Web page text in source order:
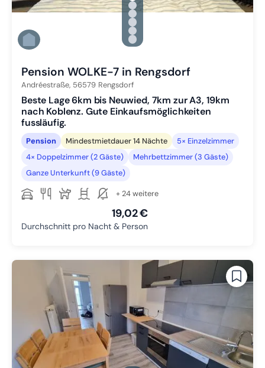
Zu Slide 1 wechseln
Zu Slide 2 wechseln
Zu Slide 3 wechseln
Zu Slide 4 wechseln
Zu Slide 5 wechseln
Zu Slide 6 wechseln
Pension WOLKE-7 in Rengsdorf
Andréestraße, 56579 Rengsdorf
Beste Lage 6km bis Neuwied, 7km zur A3, 19km
nach Koblenz. Gute Einkaufsmöglichkeiten
fussläufig.
Pension Mindestmietdauer 14 Nächte
5× Einzelzimmer
4× Doppelzimmer (2 Gäste)
Mehrbettzimmer (3 Gäste)
Ganze Unterkunft (9 Gäste)
+ 24 weitere
19,02 €
Durchschnitt pro Nacht & Person